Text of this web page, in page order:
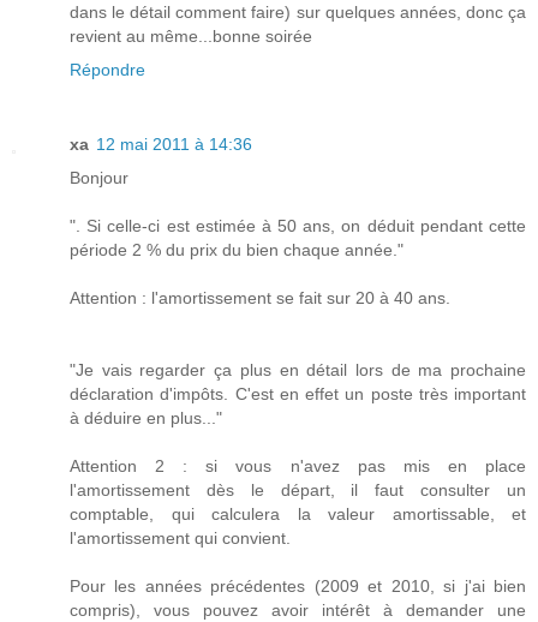
dans le détail comment faire) sur quelques années, donc ça
revient au même...bonne soirée
Répondre
xa 12 mai 2011 à 14:36
Bonjour
". Si celle-ci est estimée à 50 ans, on déduit pendant cette
période 2 % du prix du bien chaque année."
Attention : l'amortissement se fait sur 20 à 40 ans.
"Je vais regarder ça plus en détail lors de ma prochaine
déclaration d'impôts. C'est en effet un poste très important
à déduire en plus..."
Attention 2 : si vous n'avez pas mis en place
l'amortissement dès le départ, il faut consulter un
comptable, qui calculera la valeur amortissable, et
l'amortissement qui convient.
Pour les années précédentes (2009 et 2010, si j'ai bien
compris), vous pouvez avoir intérêt à demander une